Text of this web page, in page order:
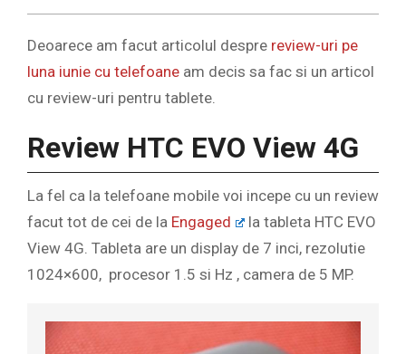
Deoarece am facut articolul despre review-uri pe
luna iunie cu telefoane am decis sa fac si un articol
cu review-uri pentru tablete.
Review HTC EVO View 4G
La fel ca la telefoane mobile voi incepe cu un review
facut tot de cei de la Engaged
la tableta HTC EVO
View 4G. Tableta are un display de 7 inci, rezolutie
1024×600, procesor 1.5 si Hz , camera de 5 MP.